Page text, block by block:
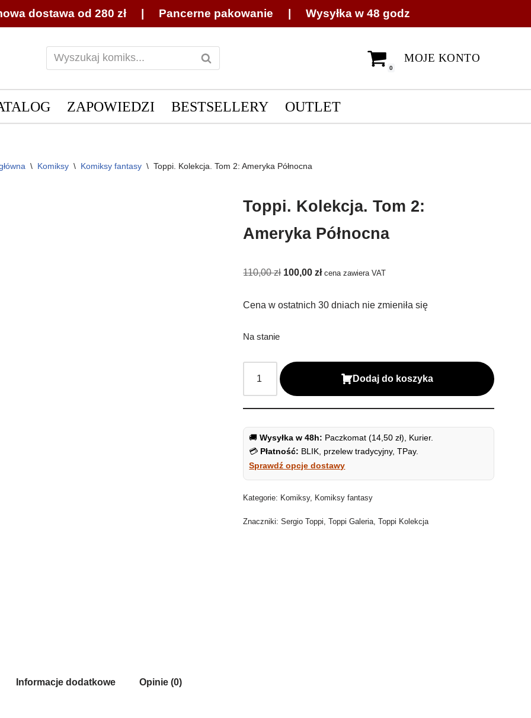
dostawa od 280 zł | Pancerne pakowanie | Wysyłka w 48 godz
0
MOJE KONTO
ZAPOWIEDZI BESTSELLERY OUTLET
\ Komiksy \ Komiksy fantasy \ Toppi. Kolekcja. Tom 2: Ameryka Północna
Toppi. Kolekcja. Tom 2:
Ameryka Północna
110,00zł 100,00zł cena zawiera VAT
Cena w ostatnich 30 dniach nie zmieniła się
Na stanie
Dodaj do koszyka
🚚Wysyłka w 48h: Paczkomat (14,50 zł), Kurier.
💳 Płatność: BLIK, przelew tradycyjny, TPay.
Sprawdź opcje dostawy
Kategorie: Komiksy, Komiksy fantasy
Znaczniki:Sergio Toppi ,Toppi Galeria ,Toppi Kolekcja
Informacje dodatkowe Opinie (0)